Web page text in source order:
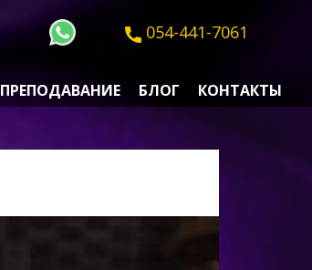
054-441-7061
ПРЕПОДАВАНИЕ БЛОГ КОНТАКТЫ